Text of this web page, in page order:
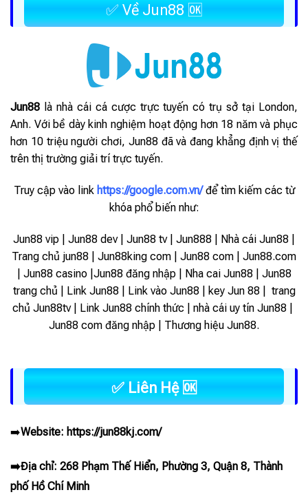
✅ Về Jun88 🆗
Jun88 là nhà cái cá cược trực tuyến có trụ sở tại London,
Anh. Với bề dày kinh nghiệm hoạt động hơn 18 năm và phục
hơn 10 triệu người chơi, Jun88 đã và đang khẳng định vị thế
trên thị trường giải trí trực tuyến.
Truy cập vào link https://google.com.vn/ để tìm kiếm các từ
khóa phổ biến như:
Jun88 vip | Jun88 dev | Jun88 tv | Jun888 | Nhà cái Jun88 |
Trang chủ jun88 | Jun88king com | Jun88 com | Jun88.com
| Jun88 casino |Jun88 đăng nhập | Nha cai Jun88 | Jun88
trang chủ | Link Jun88 | Link vào Jun88 |
key Jun 88 | trang
chủ Jun88tv | Link Jun88 chính thức | nhà cái uy tín Jun88 |
Jun88 com đăng nhập | Thương hiệu Jun88.
✅ Liên Hệ 🆗
➡️Website: https://jun88kj.com/
➡️Địa chỉ: 268 Phạm Thế Hiển, Phường 3, Quận 8, Thành
phố Hồ Chí Minh